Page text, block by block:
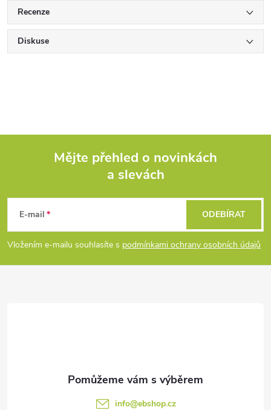
Recenze
Diskuse
p
a
Mějte přehled o novinkách
a slevách
E-mail
Vložením e-mailu souhlasíte s podmínkami ochrany osobních údajů
ODEBÍRAT
info@ebshop.cz